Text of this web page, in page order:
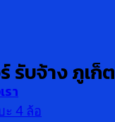
รา
ะ 4 ล้อ
รับจ้าง ภูเก็ต